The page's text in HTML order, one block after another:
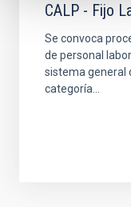
CALP - Fijo
Se convoca
de personal
sistema general
categoría...